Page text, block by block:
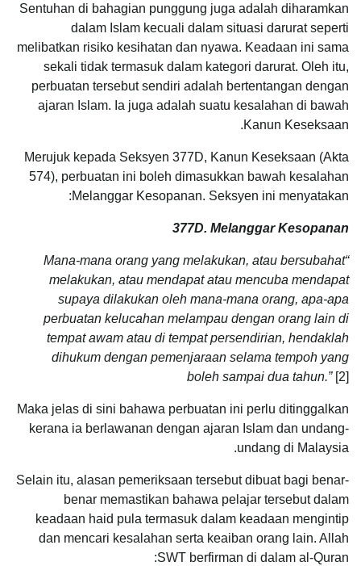
Sentuhan di bahagian punggung juga adalah diharamkan
dalam Islam kecuali dalam situasi darurat seperti
melibatkan risiko kesihatan dan nyawa. Keadaan ini sama
sekali tidak termasuk dalam kategori darurat. Oleh itu,
perbuatan tersebut sendiri adalah bertentangan dengan
ajaran Islam. Ia juga adalah suatu kesalahan di bawah
Kanun Keseksaan.
Merujuk kepada Seksyen 377D, Kanun Keseksaan (Akta
574), perbuatan ini boleh dimasukkan bawah kesalahan
Melanggar Kesopanan. Seksyen ini menyatakan:
377D. Melanggar Kesopanan
“Mana-mana orang yang melakukan, atau bersubahat
melakukan, atau mendapat atau mencuba mendapat
supaya dilakukan oleh mana-mana orang, apa-apa
perbuatan kelucahan melampau dengan orang lain di
tempat awam atau di tempat persendirian, hendaklah
dihukum dengan pemenjaraan selama tempoh yang
boleh sampai dua tahun.” [2]
Maka jelas di sini bahawa perbuatan ini perlu ditinggalkan
kerana ia berlawanan dengan ajaran Islam dan undang-
undang di Malaysia.
Selain itu, alasan pemeriksaan tersebut dibuat bagi benar-
benar memastikan bahawa pelajar tersebut dalam
keadaan haid pula termasuk dalam keadaan mengintip
dan mencari kesalahan serta keaiban orang lain. Allah
SWT berfirman di dalam al-Quran: